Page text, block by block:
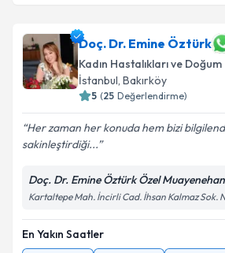
Doç. Dr. Emine Öztürk
Kadın Hastalıkları ve Doğum
İstanbul, Bakırköy
5 (25 Değerlendirme)
Her zaman her konuda hem bizi
sakinleştirdiği...
Doç. Dr. Emine Öztürk Özel
Kartaltepe Mah. İncirli Cad. İhsan Kalmaz Sok.
En Yakın Saatler